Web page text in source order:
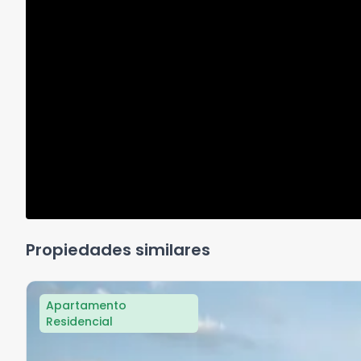
Propiedades similares
Apartamento
Residencial